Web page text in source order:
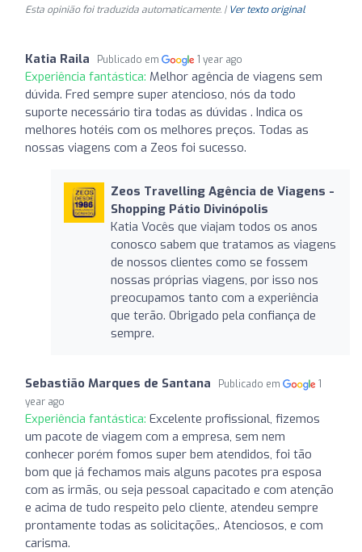
Esta opinião foi traduzida automaticamente. | Ver texto original
Katia Raila Publicado em 1 year ago
Experiência fantástica: Melhor agência de viagens sem
dúvida. Fred sempre super atencioso, nós da todo
suporte necessário tira todas as dúvidas . Indica os
melhores hotéis com os melhores preços. Todas as
nossas viagens com a Zeos foi sucesso.
Zeos Travelling Agência de Viagens -
Shopping Pátio Divinópolis
Katia Vocês que viajam todos os anos
conosco sabem que tratamos as viagens
de nossos clientes como se fossem
nossas próprias viagens, por isso nos
preocupamos tanto com a experiência
que terão. Obrigado pela confiança de
sempre.
Sebastião Marques de Santana Publicado em
1
year ago
Experiência fantástica: Excelente profissional, fizemos
um pacote de viagem com a empresa, sem nem
conhecer porém fomos super bem atendidos, foi tão
bom que já fechamos mais alguns pacotes pra esposa
com as irmãs, ou seja pessoal capacitado e com atenção
e acima de tudo respeito pelo cliente, atendeu sempre
prontamente todas as solicitações,. Atenciosos, e com
carisma.